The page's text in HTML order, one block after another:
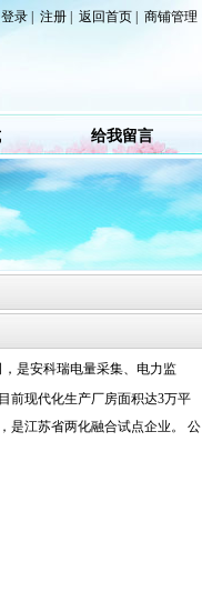
登录 注册 返回首页 商铺管理
给我留言
是安科瑞电量采集、电力监
前现代化生产厂房面积达3万平
是江苏省两化融合试点企业。 公